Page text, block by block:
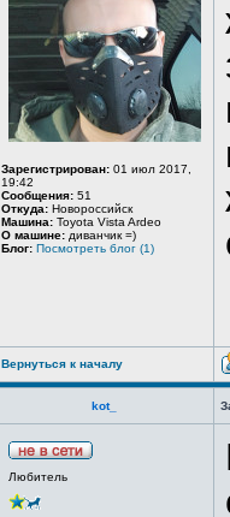
Зарегистрирован: 01 июл 2017,
19:42
Сообщения: 51
Откуда: Новороссийск
Машина: Toyota Vista Ardeo
О машине: диванчик =)
Блог: Посмотреть блог (1)
Вернуться к началу
kot_
Любитель